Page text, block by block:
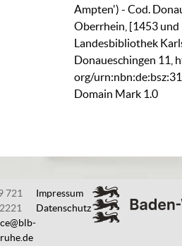
Ampten') - Cod.
Oberrhein, [1453 und
Landesbibliothek
Donaueschingen 11
org/
Domain Mark 1.0
721
Impressum
Datenschutz